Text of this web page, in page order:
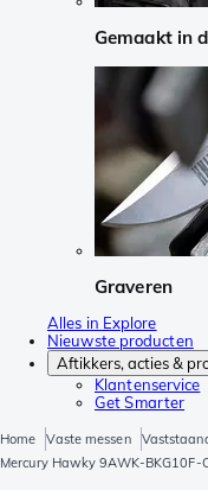
Gemaakt in
Graveren
Alles in Explore
Nieuwste producten
Aftikkers, acties &
Klantenservice
Get Smarter
Home Vaste messen
Mercury Hawky 9AWK-